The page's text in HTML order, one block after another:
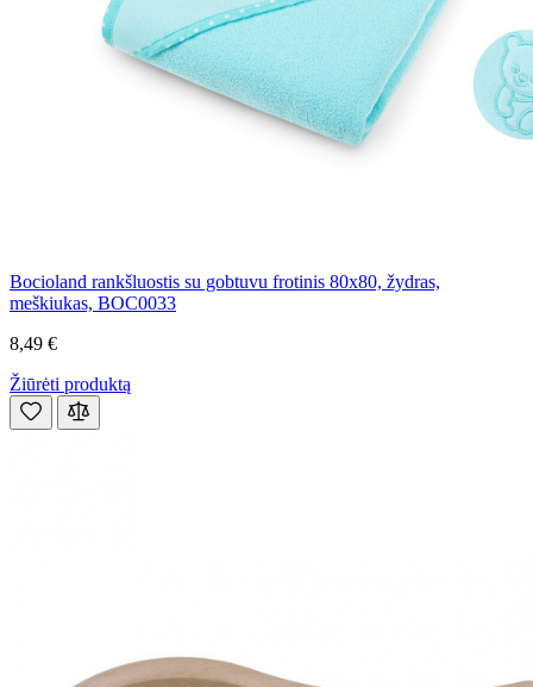
Bocioland rankšluostis su gobtuvu frotinis 80x80, žydras,
meškiukas, BOC0033
8,49 €
Žiūrėti produktą